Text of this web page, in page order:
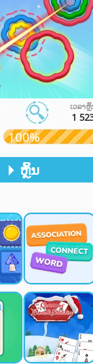
ເວລາ
1
100%
ຫຼິ້ນ